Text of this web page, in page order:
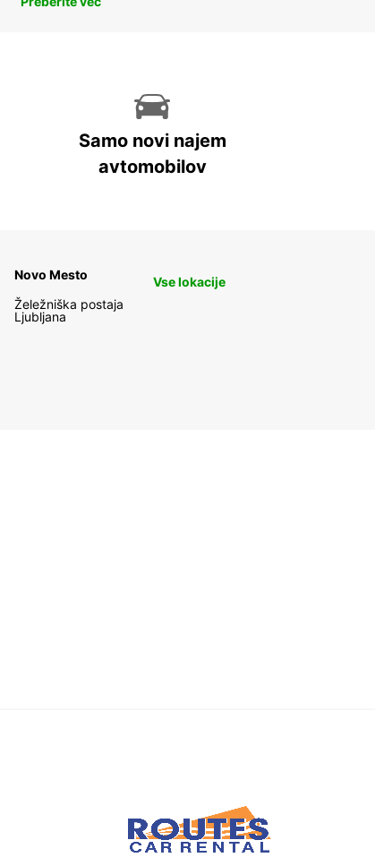
Samo novi najem
avtomobilov
Novo Mesto
Želežniška postaja
Ljubljana
Vse lokacije